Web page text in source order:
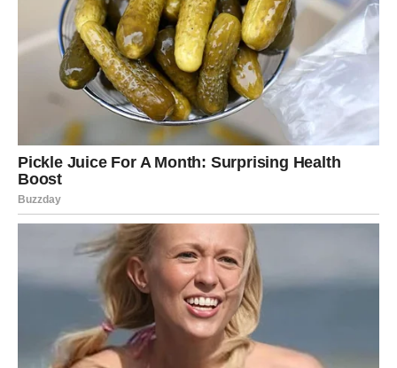
nogometaša inspirira njegovo putovanje, koje je obeleženo
upornošću i borbom protiv svih prepreka.Treninzi u malim
ekipama, prelazak u veće klubove i konačno osvajanje velikih
titula oslikavaju njegov nevjerojatan put. Njegova posvećenost
i radna etika služe kao inspiracija, potičući mladim
nogometašima da se posvete svojim sportskim ambicijama s
istim žarom i predanošću kao što je Zlatan to radio tokom
cijele svoje karijere.
Zaključak: Ostavština Zlatana
Ibrahimovića
Zlatan Ibrahimović je mnogo više od običnog nogometaša; on
je ličnost koja je oblikovala generacije fanova i sportista.
Njegova odluka o povlačenju označava završetak jedne ere,